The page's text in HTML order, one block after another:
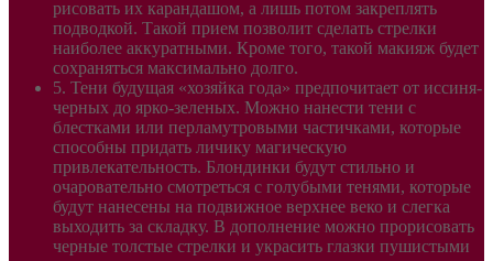
рисовать их карандашом, а лишь потом закреплять
подводкой. Такой прием позволит сделать стрелки
наиболее аккуратными. Кроме того, такой макияж будет
сохраняться максимально долго.
5. Тени будущая «хозяйка года» предпочитает от иссиня-
черных до ярко-зеленых. Можно нанести тени с
блестками или перламутровыми частичками, которые
способны придать личику магическую
привлекательность. Блондинки будут стильно и
очаровательно смотреться с голубыми тенями, которые
будут нанесены на подвижное верхнее веко и слегка
выходить за складку. В дополнение можно прорисовать
черные толстые стрелки и украсить глазки пушистыми